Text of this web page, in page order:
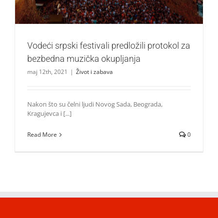
Vodeći srpski festivali predložili protokol za
bezbedna muzička okupljanja
maj 12th, 2021 | Život i zabava
Nakon što su čelni ljudi Novog Sada, Beograda,
Kragujevca i [...]
Read More 0